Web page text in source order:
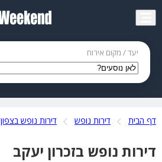
יעד / מקום אירוח
דף הבית דירות נופש דירות נופש בצפון
דירות נופש בזכרון יעקב